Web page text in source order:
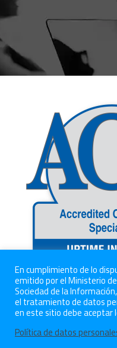
© 2021 CreaTIC,
En cumplimiento de lo
emitido por el Ministerio
Sociedad de la
el tratamiento de datos
en este sitio debe aceptar
Política de datos